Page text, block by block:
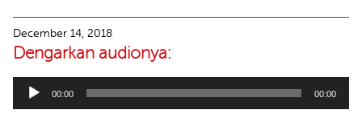
December 14, 2018
Dengarkan audionya:
Audio
Player
00:00 00:00